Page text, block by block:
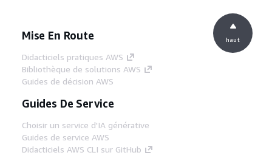
Mise En Route
Didacticiels pratiques AWS
Bibliothèque de solutions AWS
Guides de décision AWS
Guides De Service
Choisir un service d'IA générative
Guides de service AWS
Didacticiels AWS CLI sur GitHub
haut